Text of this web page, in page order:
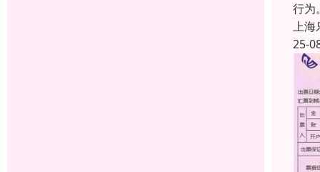
行为
上海
25-